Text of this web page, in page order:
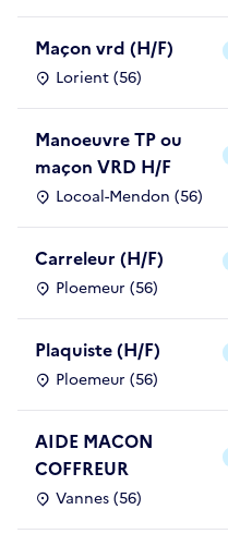
Maçon vrd (H/F)
Lorient (56)
Manoeuvre TP ou
maçon VRD H/F
Locoal-Mendon (56)
Carreleur (H/F)
Ploemeur (56)
Plaquiste (H/F)
Ploemeur (56)
AIDE MACON
COFFREUR
Vannes (56)